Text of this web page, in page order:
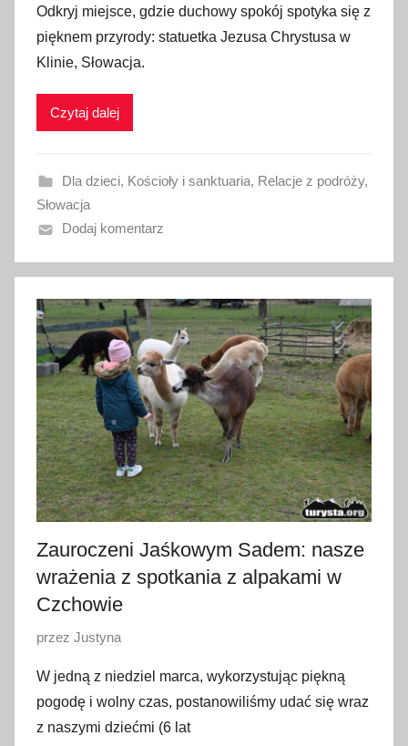
u
b
l
i
a
n
o
k
w
i
e
t
n
i
a
2
0
2
4
Odkryj miejsce, gdzie duchowy spokój spotyka się z
pięknem przyrody: statuetka Jezusa Chrystusa w
Klinie, Słowacja.
Czytaj dalej
Dla dzieci, Kościoły i sanktuaria, Relacje z podróży,
Słowacja
Dodaj komentarz
Zauroczeni Jaśkowym Sadem: nasze
wrażenia z spotkania z alpakami w
Czchowie
O
u
b
l
przez Justyna
W jedną z niedziel marca, wykorzystując piękną
pogodę i wolny czas, postanowiliśmy udać się wraz
z naszymi dziećmi (6 lat